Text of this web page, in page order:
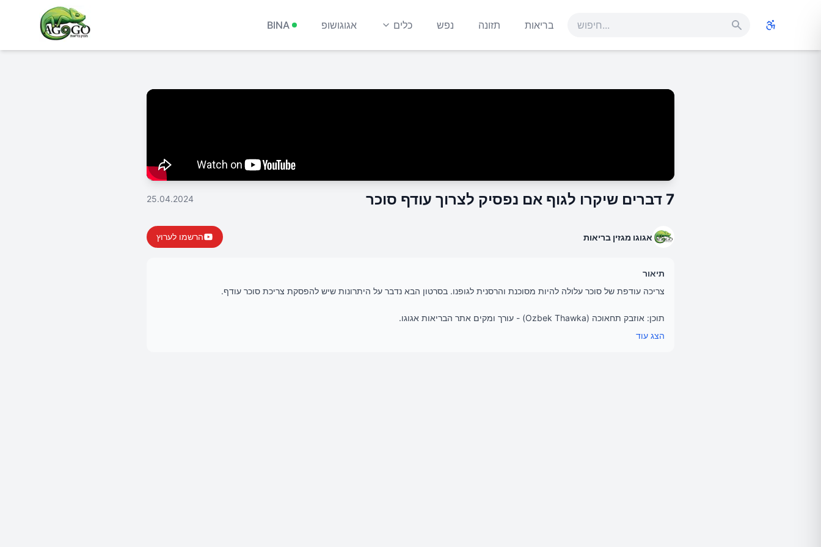
בריאות תזונה נפש כלים אגוגושופ BINA
7 דברים שיקרו לגוף אם נפסיק לצרוך עודף סוכר 25.04.2024
אגוגו מגזין בריאות הרשמו לערוץ
תיאור
צריכה עודפת של סוכר עלולה להיות מסוכנת והרסנית לגופנו. בסרטון הבא נדבר על היתרונות שיש להפסקת צריכת סוכר עודף.
תוכן: אוזבק תחאוכה (Ozbek Thawka) - עורך ומקים אתר הבריאות אגוגו.
הצג עוד